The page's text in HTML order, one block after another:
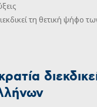
τη θετική ψήφο